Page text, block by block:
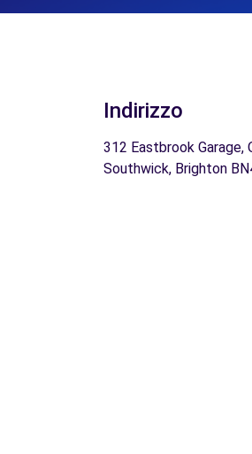
Indirizzo
312 Eastbrook Garage,
Southwick, Brighton